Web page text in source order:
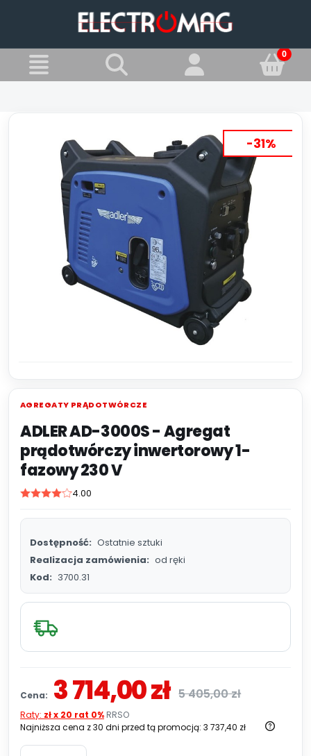
AGREGATY PRĄDOTWÓRCZE
-31%
AGREGATY PRĄDOTWÓRCZE
ADLER AD-3000S - Agregat
prądotwórczy inwertorowy 1-
fazowy 230 V
4.00
Dostępność: Ostatnie sztuki
Realizacja zamówienia: od ręki
Kod: 3700.31
Cena: 3 714,00 zł 5 405,00 zł
Raty: zł x 20 rat 0% RRSO
Najniższa cena z 30 dni przed tą promocją: 3 737,40 zł